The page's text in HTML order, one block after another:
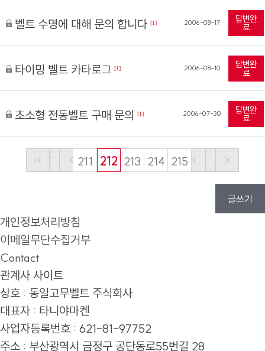
벨트 수명에 대해 문의 합니다 [1] 2006-08-17 답변완
료
타이밍 벨트 카타로그 [1] 2006-08-10 답변완
료
초소형 전동벨트 구매 문의 [1] 2006-07-30 답변완
료
211 212 213 214 215
글쓰기
개인정보처리방침
이메일무단수집거부
Contact
관계사 사이트
상호 : 동일고무벨트 주식회사
대표자 : 타니야마켄
사업자등록번호 : 621-81-97752
주소 : 부산광역시 금정구 공단동로55번길 28